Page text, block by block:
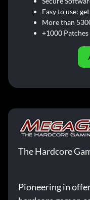
Easy to use:
More than
+1000
The Hardcore
Pioneering in